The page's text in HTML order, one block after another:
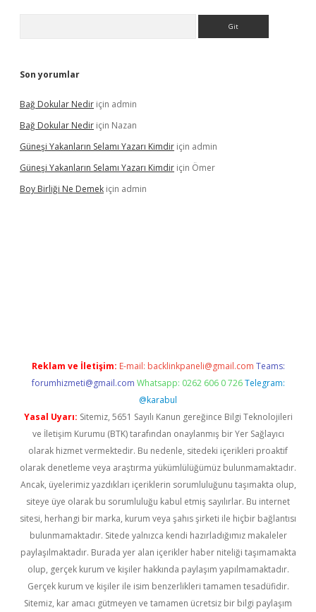
Son yorumlar
Bağ Dokular Nedir için admin
Bağ Dokular Nedir için Nazan
Güneşi Yakanların Selamı Yazarı Kimdir için admin
Güneşi Yakanların Selamı Yazarı Kimdir için Ömer
Boy Birliği Ne Demek için admin
Reklam ve İletişim: E-mail: backlinkpaneli@gmail.com Teams:
forumhizmeti@gmail.com Whatsapp: 0262 606 0 726 Telegram:
@karabul
Yasal Uyarı: Sitemiz, 5651 Sayılı Kanun gereğince Bilgi Teknolojileri
ve İletişim Kurumu (BTK) tarafından onaylanmış bir Yer Sağlayıcı
olarak hizmet vermektedir. Bu nedenle, sitedeki içerikleri proaktif
olarak denetleme veya araştırma yükümlülüğümüz bulunmamaktadır.
Ancak, üyelerimiz yazdıkları içeriklerin sorumluluğunu taşımakta olup,
siteye üye olarak bu sorumluluğu kabul etmiş sayılırlar. Bu internet
sitesi, herhangi bir marka, kurum veya şahıs şirketi ile hiçbir bağlantısı
bulunmamaktadır. Sitede yalnızca kendi hazırladığımız makaleler
paylaşılmaktadır. Burada yer alan içerikler haber niteliği taşımamakta
olup, gerçek kurum ve kişiler hakkında paylaşım yapılmamaktadır.
Gerçek kurum ve kişiler ile isim benzerlikleri tamamen tesadüfidir.
Sitemiz, kar amacı gütmeyen ve tamamen ücretsiz bir bilgi paylaşım